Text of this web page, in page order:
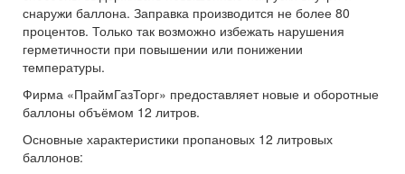
снаружи баллона. Заправка производится не более 80
процентов. Только так возможно избежать нарушения
герметичности при повышении или понижении
температуры.
Фирма «ПраймГазТорг» предоставляет новые и оборотные
баллоны объёмом 12 литров.
Основные характеристики пропановых 12 литровых
баллонов: